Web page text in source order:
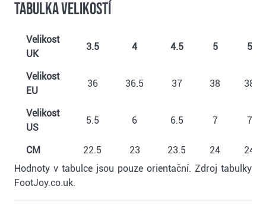
Tabulka velikostí
Velikost
UK
3.5 4 4.5 5 5.5
Velikost
EU
36 36.5 37 38 38.5
Velikost
US
5.5 6 6.5 7 7.5
CM 22.5 23 23.5 24
24.5
Hodnoty v tabulce jsou pouze orientační. Zdroj tabulky
FootJoy.co.uk.